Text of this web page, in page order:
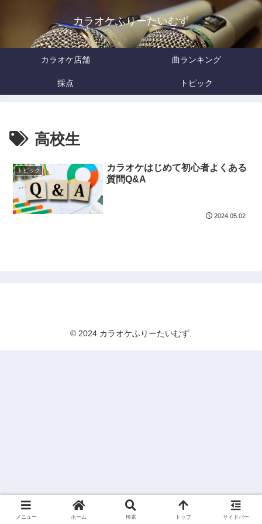
カラオケふりーたいむず
カラオケ店舗 曲ランキング
採点 トピック
高校生
トピック
カラオケはじめて初心者よくある
質問Q&A
2024.05.02
© 2024 カラオケふりーたいむず.
メニュー ホーム 検索 トップ サイドバー